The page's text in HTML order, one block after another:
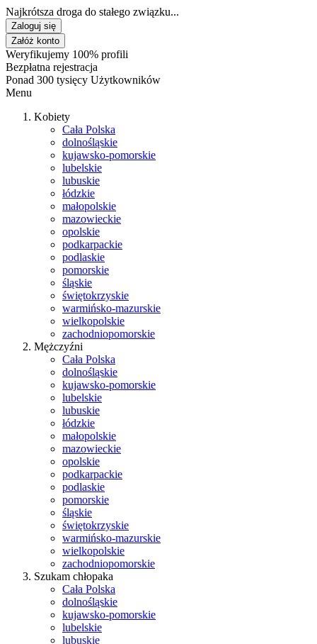
Najkrótsza droga do stałego związku...
Zaloguj się
Załóż konto
Weryfikujemy 100% profili
Bezpłatna rejestracja
Ponad 300 tysięcy Użytkowników
Menu
Kobiety
Cała Polska
dolnośląskie
kujawsko-pomorskie
lubelskie
lubuskie
łódzkie
małopolskie
mazowieckie
opolskie
podkarpackie
podlaskie
pomorskie
śląskie
świętokrzyskie
warmińsko-mazurskie
wielkopolskie
zachodniopomorskie
Mężczyźni
Cała Polska
dolnośląskie
kujawsko-pomorskie
lubelskie
lubuskie
łódzkie
małopolskie
mazowieckie
opolskie
podkarpackie
podlaskie
pomorskie
śląskie
świętokrzyskie
warmińsko-mazurskie
wielkopolskie
zachodniopomorskie
Szukam chłopaka
Cała Polska
dolnośląskie
kujawsko-pomorskie
lubelskie
lubuskie